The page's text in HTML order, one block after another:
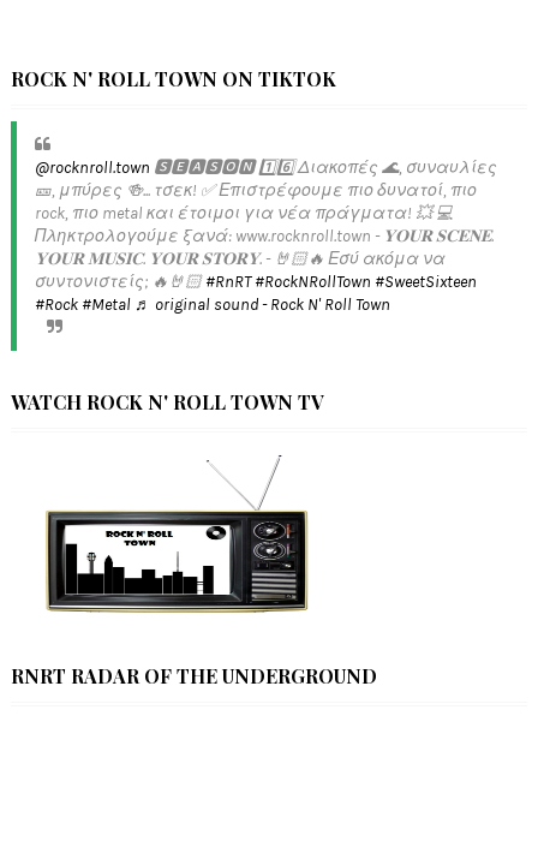
ROCK N' ROLL TOWN ON TIKTOK
@rocknroll.town 🆂🅴🅰🆂🅾🅽 1️⃣6️⃣ Διακοπές 🌊, συναυλίες
🎫, μπύρες 🍻... τσεκ! ✅️ Επιστρέφουμε πιο δυνατοί, πιο
rock, πιο metal και έτοιμοι για νέα πράγματα! 💥 💻
Πληκτρολογούμε ξανά: www.rocknroll.town - 𝐘𝐎𝐔𝐑 𝐒𝐂𝐄𝐍𝐄.
𝐘𝐎𝐔𝐑 𝐌𝐔𝐒𝐈𝐂. 𝐘𝐎𝐔𝐑 𝐒𝐓𝐎𝐑𝐘. - 🤘🏻🔥 Εσύ ακόμα να
συντονιστείς; 🔥🤘🏻#RnRT #RockNRollTown #SweetSixteen
#Rock #Metal ♬ original sound - Rock N' Roll Town
WATCH ROCK N' ROLL TOWN TV
RNRT RADAR OF THE UNDERGROUND